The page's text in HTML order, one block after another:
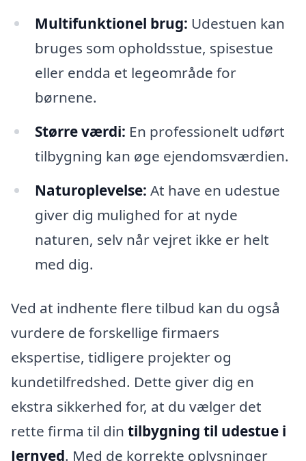
Multifunktionel brug: Udestuen kan
bruges som opholdsstue, spisestue
eller endda et legeområde for
børnene.
Større værdi: En professionelt udført
tilbygning kan øge ejendomsværdien.
Naturoplevelse: At have en udestue
giver dig mulighed for at nyde
naturen, selv når vejret ikke er helt
med dig.
Ved at indhente flere tilbud kan du også
vurdere de forskellige firmaers
ekspertise, tidligere projekter og
kundetilfredshed. Dette giver dig en
ekstra sikkerhed for, at du vælger det
rette firma til din tilbygning til udestue i
Jernved. Med de korrekte oplysninger